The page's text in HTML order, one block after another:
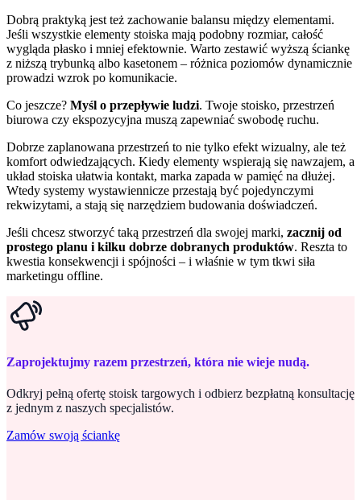
Dobrą praktyką jest też zachowanie balansu między elementami.
Jeśli wszystkie elementy stoiska mają podobny rozmiar, całość
wygląda płasko i mniej efektownie. Warto zestawić wyższą ściankę
z niższą trybunką albo kasetonem – różnica poziomów dynamicznie
prowadzi wzrok po komunikacie.
Co jeszcze? Myśl o przepływie ludzi. Twoje stoisko, przestrzeń
biurowa czy ekspozycyjna muszą zapewniać swobodę ruchu.
Dobrze zaplanowana przestrzeń to nie tylko efekt wizualny, ale też
komfort odwiedzających. Kiedy elementy wspierają się nawzajem, a
układ stoiska ułatwia kontakt, marka zapada w pamięć na dłużej.
Wtedy systemy wystawiennicze przestają być pojedynczymi
rekwizytami, a stają się narzędziem budowania doświadczeń.
Jeśli chcesz stworzyć taką przestrzeń dla swojej marki, zacznij od
prostego planu i kilku dobrze dobranych produktów. Reszta to
kwestia konsekwencji i spójności – i właśnie w tym tkwi siła
marketingu offline.
Zaprojektujmy razem przestrzeń, która nie wieje nudą.
Odkryj pełną ofertę stoisk targowych i odbierz bezpłatną konsultację
z jednym z naszych specjalistów.
Zamów swoją ściankę